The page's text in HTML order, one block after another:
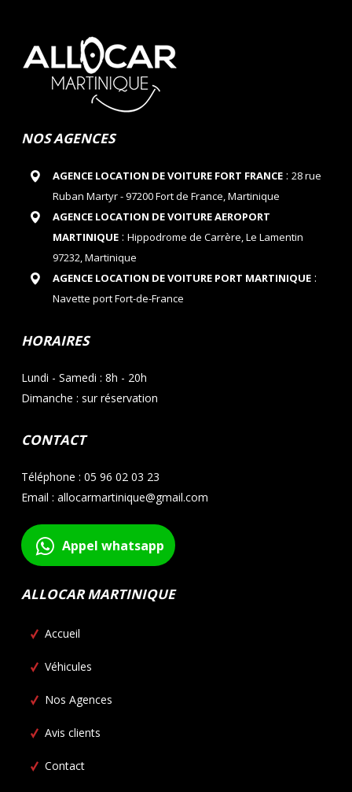
NOS AGENCES
AGENCE LOCATION DE VOITURE FORT FRANCE: 28 rue
Ruban Martyr - 97200 Fort de France, Martinique
AGENCE LOCATION DE VOITURE AEROPORT
MARTINIQUE: Hippodrome de Carrère, Le Lamentin
97232, Martinique
AGENCE LOCATION DE VOITURE PORT MARTINIQUE:
Navette port Fort-de-France
HORAIRES
Lundi - Samedi : 8h - 20h
Dimanche : sur réservation
CONTACT
Téléphone : 05 96 02 03 23
Email : allocarmartinique@gmail.com
Appel whatsapp
ALLOCAR MARTINIQUE
Accueil
Véhicules
Nos Agences
Avis clients
Contact